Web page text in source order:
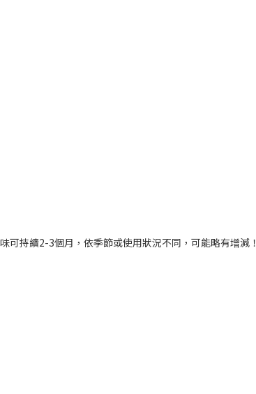
持續2-3個月，依季節或使用狀況不同，可能略有增減！